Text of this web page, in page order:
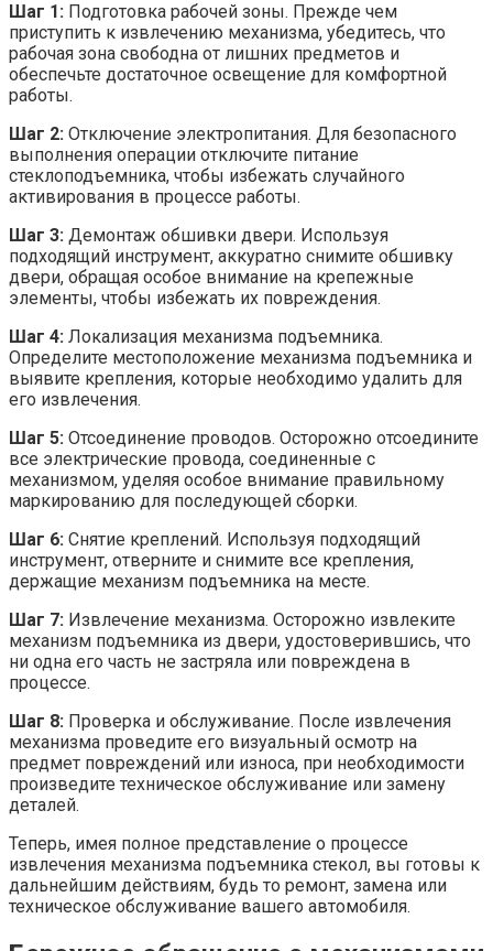
Шаг 1: Подготовка рабочей зоны. Прежде чем
приступить к извлечению механизма, убедитесь, что
рабочая зона свободна от лишних предметов и
обеспечьте достаточное освещение для комфортной
работы.
Шаг 2: Отключение электропитания. Для безопасного
выполнения операции отключите питание
стеклоподъемника, чтобы избежать случайного
активирования в процессе работы.
Шаг 3: Демонтаж обшивки двери. Используя
подходящий инструмент, аккуратно снимите обшивку
двери, обращая особое внимание на крепежные
элементы, чтобы избежать их повреждения.
Шаг 4: Локализация механизма подъемника.
Определите местоположение механизма подъемника и
выявите крепления, которые необходимо удалить для
его извлечения.
Шаг 5: Отсоединение проводов. Осторожно отсоедините
все электрические провода, соединенные с
механизмом, уделяя особое внимание правильному
маркированию для последующей сборки.
Шаг 6: Снятие креплений. Используя подходящий
инструмент, отверните и снимите все крепления,
держащие механизм подъемника на месте.
Шаг 7: Извлечение механизма. Осторожно извлеките
механизм подъемника из двери, удостоверившись, что
ни одна его часть не застряла или повреждена в
процессе.
Шаг 8: Проверка и обслуживание. После извлечения
механизма проведите его визуальный осмотр на
предмет повреждений или износа, при необходимости
произведите техническое обслуживание или замену
деталей.
Теперь, имея полное представление о процессе
извлечения механизма подъемника стекол, вы готовы к
дальнейшим действиям, будь то ремонт, замена или
техническое обслуживание вашего автомобиля.